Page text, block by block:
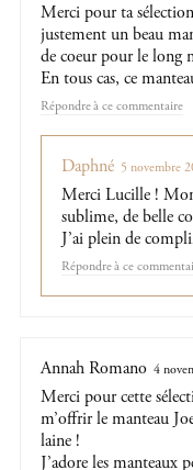
Merci pour ta
justement un beau
de coeur pour le long
En tous cas, ce
Répondre
Daphné 5 novembre
Merci Lucille !
sublime, de belle
J’ai plein de
Répondre
Annah Romano 4
Merci pour cette
m’offrir le manteau
laine !
J’adore les manteaux